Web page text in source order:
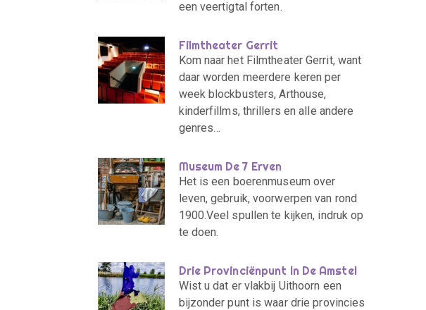
een veertigtal forten.
Filmtheater Gerrit
Kom naar het Filmtheater Gerrit, want
daar worden meerdere keren per
week blockbusters, Arthouse,
kinderfillms, thrillers en alle andere
genres…
Museum De 7 Erven
Het is een boerenmuseum over
leven, gebruik, voorwerpen van rond
1900.Veel spullen te kijken, indruk op
te doen.
Drie Provinciënpunt In De Amstel
Wist u dat er vlakbij Uithoorn een
bijzonder punt is waar drie provincies